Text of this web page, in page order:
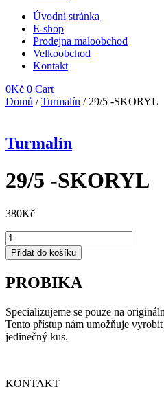
Úvodní stránka
E-shop
Prodejna maloobchod
Velkoobchod
Kontakt
0Kč 0 Cart
Domů /Turmalín / 29/5 -SKORYL
Turmalín
29/5 -SKORYL
380Kč
29/5
-
SKORYL
Přidat do košíku
PROBIKA
Specializujeme se pouze na
Tento přístup nám umožňuje
jedinečný kus.
KONTAKT